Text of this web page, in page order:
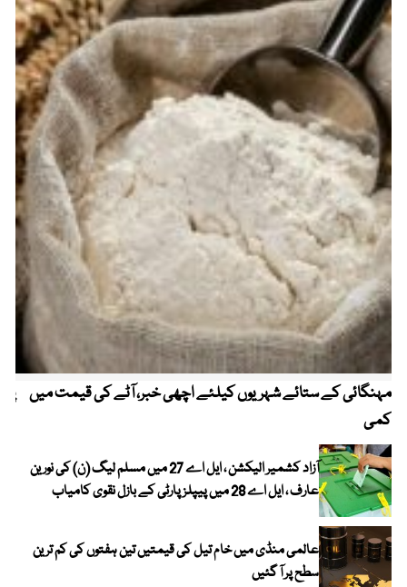
مہنگائی کے ستائے شہریوں کیلئے اچھی خبر، آٹے کی قیمت میں
کمی
آزاد کشمیر الیکشن ، ایل اے 27 میں مسلم لیگ (ن) کی نورین
عارف ، ایل اے 28 میں پیپلز پارٹی کے بازل نقوی کامیاب
عالمی منڈی میں خام تیل کی قیمتیں تین ہفتوں کی کم ترین
سطح پر آ گئیں